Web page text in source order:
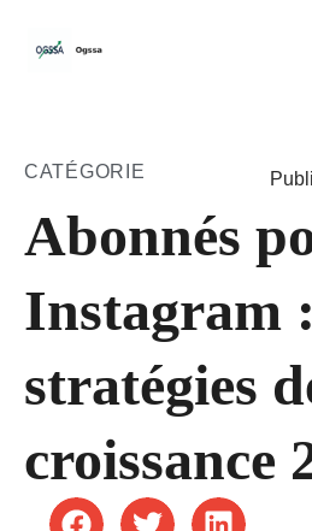
CATÉGORIE
Abonnés
Instagram :
stratégies
croissance